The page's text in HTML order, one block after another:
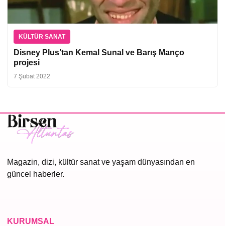
KÜLTÜR SANAT
Disney Plus’tan Kemal Sunal ve Barış Manço
projesi
7 Şubat 2022
Magazin, dizi, kültür sanat ve yaşam dünyasından en
güncel haberler.
KURUMSAL